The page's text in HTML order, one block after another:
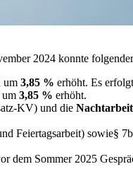
2024 konnte
um 3,85 % erhöht. Es
3,85 % erhöht.
KV) und die
Feiertagsarbeit) sowie§
dem Sommer 2025